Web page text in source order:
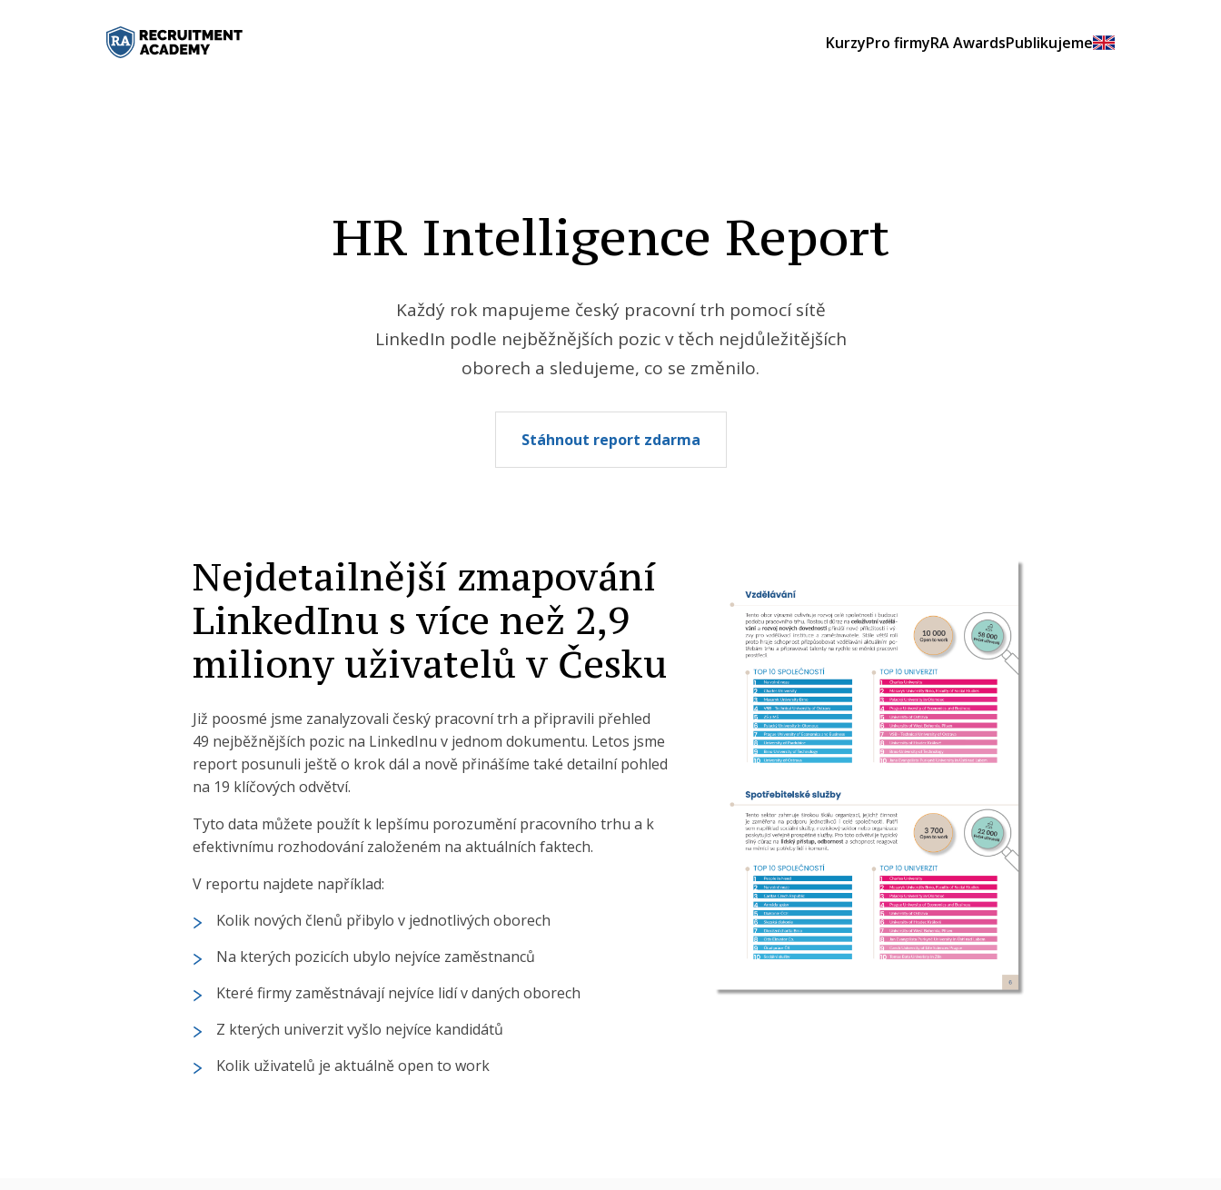
KurzyPro firmyRA AwardsPublikujeme
HR Intelligence Report
Každý rok mapujeme český pracovní trh pomocí sítě
LinkedIn podle nejběžnějších pozic v těch nejdůležitějších
oborech a sledujeme, co se změnilo.
Stáhnout report zdarma
Nejdetailnější zmapování
LinkedInu s více než 2,9
miliony uživatelů v Česku
Již poosmé jsme zanalyzovali český pracovní trh a připravili přehled
49 nejběžnějších pozic na LinkedInu v jednom dokumentu. Letos jsme
report posunuli ještě o krok dál a nově přinášíme také detailní pohled
na 19 klíčových odvětví.
Tyto data můžete použít k lepšímu porozumění pracovního trhu a k
efektivnímu rozhodování založeném na aktuálních faktech.
V reportu najdete například:
Kolik nových členů přibylo v jednotlivých oborech
Na kterých pozicích ubylo nejvíce zaměstnanců
Které firmy zaměstnávají nejvíce lidí v daných oborech
Z kterých univerzit vyšlo nejvíce kandidátů
Kolik uživatelů je aktuálně open to work